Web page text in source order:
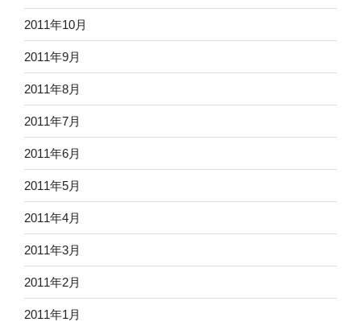
2011年10月
2011年9月
2011年8月
2011年7月
2011年6月
2011年5月
2011年4月
2011年3月
2011年2月
2011年1月